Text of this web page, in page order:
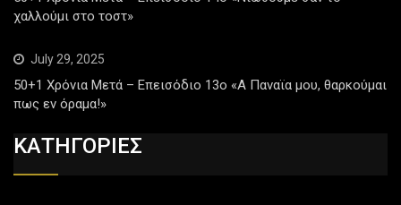
χαλλούμι στο τοστ»
July 29, 2025
50+1 Χρόνια Μετά – Επεισόδιο 13ο «Α Παναϊα μου, θαρκούμαι
πως εν όραμα!»
ΚΑΤΗΓΟΡΙΕΣ